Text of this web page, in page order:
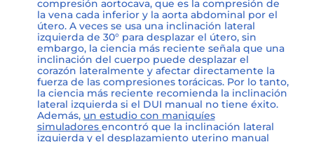
compresión aortocava, que es la compresión de
la vena cada inferior y la aorta abdominal por el
útero. A veces se usa una inclinación lateral
izquierda de 30° para desplazar el útero, sin
embargo, la ciencia más reciente señala que una
inclinación del cuerpo puede desplazar el
corazón lateralmente y afectar directamente la
fuerza de las compresiones torácicas. Por lo tanto,
la ciencia más reciente recomienda la inclinación
lateral izquierda si el DUI manual no tiene éxito.
Además, un estudio con maniquíes
simuladores encontró que la inclinación lateral
izquierda y el desplazamiento uterino manual